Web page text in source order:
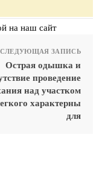
на наш сайт
СЛЕДУЮЩАЯ ЗАПИСЬ
Острая одышка и
проведение
над участком
характерны
для